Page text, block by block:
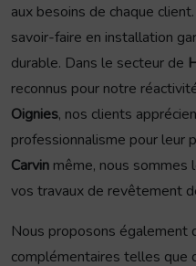
aux besoins de chaque
savoir-faire en installation
durable. Dans le secteur de
reconnus pour notre
Oignies, nos clients
professionnalisme pour leur
Carvin même, nous sommes
vos travaux de revêtement
Nous proposons également
complémentaires telles que